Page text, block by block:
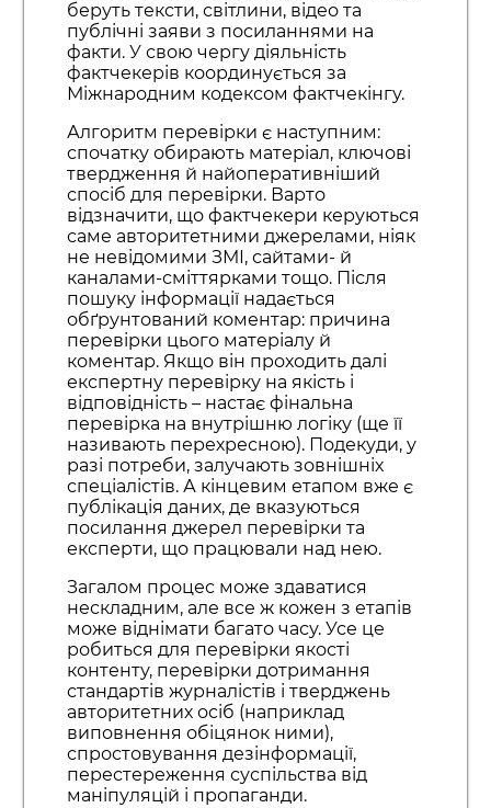
беруть тексти, світлини, відео та
публічні заяви з посиланнями на
факти. У свою чергу діяльність
фактчекерів координується за
Міжнародним кодексом фактчекінгу.
Алгоритм перевірки є наступним:
спочатку обирають матеріал, ключові
твердження й найоперативніший
спосіб для перевірки. Варто
відзначити, що фактчекери керуються
саме авторитетними джерелами, ніяк
не невідомими ЗМІ, сайтами- й
каналами-сміттярками тощо. Після
пошуку інформації надається
обґрунтований коментар: причина
перевірки цього матеріалу й
коментар. Якщо він проходить далі
експертну перевірку на якість і
відповідність – настає фінальна
перевірка на внутрішню логіку (ще її
називають перехресною). Подекуди, у
разі потреби, залучають зовнішніх
спеціалістів. А кінцевим етапом вже є
публікація даних, де вказуються
посилання джерел перевірки та
експерти, що працювали над нею.
Загалом процес може здаватися
нескладним, але все ж кожен з етапів
може віднімати багато часу. Усе це
робиться для перевірки якості
контенту, перевірки дотримання
стандартів журналістів і тверджень
авторитетних осіб (наприклад
виповнення обіцянок ними),
спростовування дезінформації,
перестереження суспільства від
маніпуляцій і пропаганди.